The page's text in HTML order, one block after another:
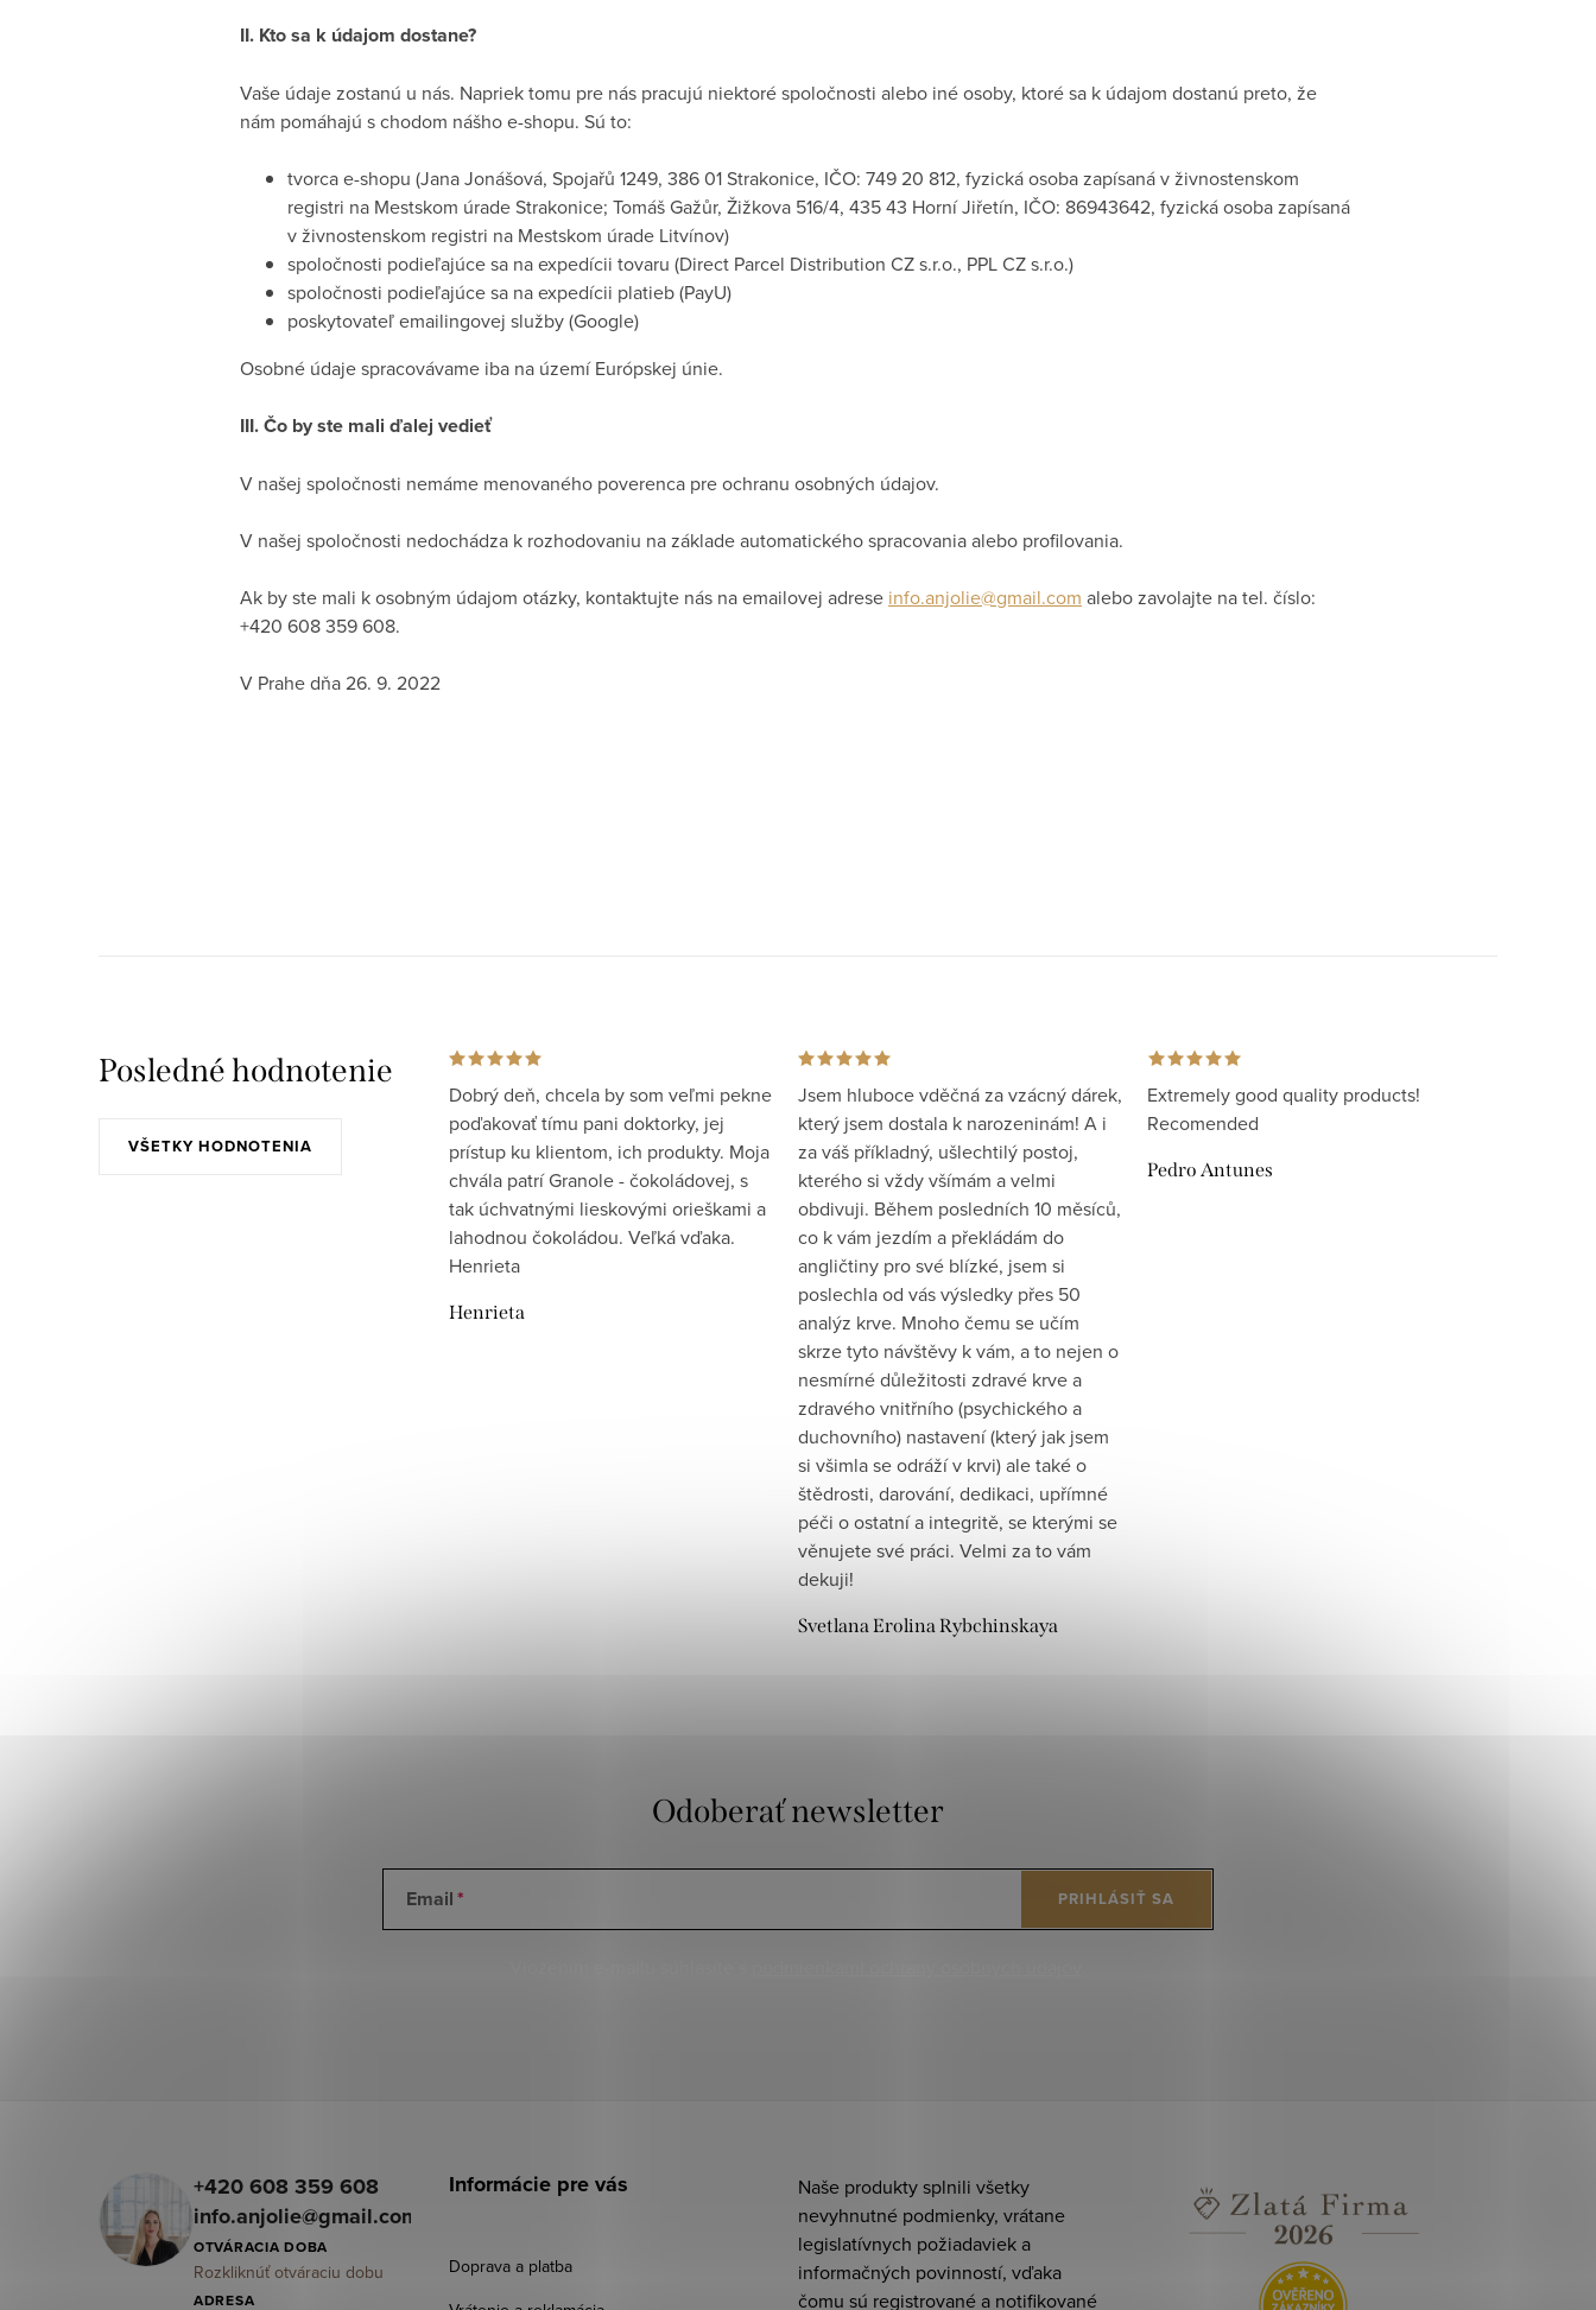
II. Kto sa k údajom dostane?
Vaše údaje zostanú u nás. Napriek tomu pre nás pracujú niektoré spoločnosti alebo iné osoby, ktoré sa k údajom dostanú preto, že
nám pomáhajú s chodom nášho e-shopu. Sú to:
tvorca e-shopu (Jana Jonášová, Spojařů 1249, 386 01 Strakonice, IČO: 749 20 812, fyzická osoba zapísaná v živnostenskom
registri na Mestskom úrade Strakonice; Tomáš Gažůr, Žižkova 516/4, 435 43 Horní Jiřetín, IČO: 86943642, fyzická osoba zapísaná
v živnostenskom registri na Mestskom úrade Litvínov)
spoločnosti podieľajúce sa na expedícii tovaru (Direct Parcel Distribution CZ s.r.o., PPL CZ s.r.o.)
spoločnosti podieľajúce sa na expedícii platieb (PayU)
poskytovateľ emailingovej služby (Google)
Osobné údaje spracovávame iba na území Európskej únie.
III. Čo by ste mali ďalej vedieť
V našej spoločnosti nemáme menovaného poverenca pre ochranu osobných údajov.
V našej spoločnosti nedochádza k rozhodovaniu na základe automatického spracovania alebo profilovania.
Ak by ste mali k osobným údajom otázky, kontaktujte nás na emailovej adrese info.anjolie@gmail.com alebo zavolajte na tel. číslo:
+420 608 359 608.
V Prahe dňa 26. 9. 2022
Posledné hodnotenie
VŠETKY HODNOTENIA
Dobrý deň, chcela by som veľmi pekne
poďakovať tímu pani doktorky, jej
prístup ku klientom, ich produkty. Moja
chvála patrí Granole - čokoládovej, s
tak úchvatnými lieskovými orieškami a
lahodnou čokoládou. Veľká vďaka.
Henrieta
Henrieta
Jsem hluboce vděčná za vzácný dárek,
který jsem dostala k narozeninám! A i
za váš příkladný, ušlechtilý postoj,
kterého si vždy všímám a velmi
obdivuji. Během posledních 10 měsíců,
co k vám jezdím a překládám do
angličtiny pro své blízké, jsem si
poslechla od vás výsledky přes 50
analýz krve. Mnoho čemu se učím
skrze tyto návštěvy k vám, a to nejen o
nesmírné důležitosti zdravé krve a
zdravého vnitřního (psychického a
duchovního) nastavení (který jak jsem
si všimla se odráží v krvi) ale také o
štědrosti, darování, dedikaci, upřímné
péči o ostatní a integritě, se kterými se
věnujete své práci. Velmi za to vám
dekuji!
Svetlana Erolina Rybchinskaya
Extremely good quality products!
Recomended
Pedro Antunes
Odoberať newsletter
Email PRIHLÁSIŤ SA
+420 608 359 608
info.anjolie@gmail.com
OTVÁRACIA DOBA
Rozkliknúť otváraciu dobu
ADRESA
Informácie pre vás
Doprava a platba
Naše produkty splnili všetky
nevyhnutné podmienky, vrátane
legislatívnych požiadaviek a
informačných povinností, vďaka
čomu sú registrované a notifikované